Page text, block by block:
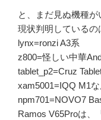
と、まだ見ぬ機種が
現状判明しているの
lynx=ronzi A3系
z800=怪しい中華
tablet_p2=Cruz
xam5001=IQQ M1
npm701=NOVO7
Ramos V65Proは、